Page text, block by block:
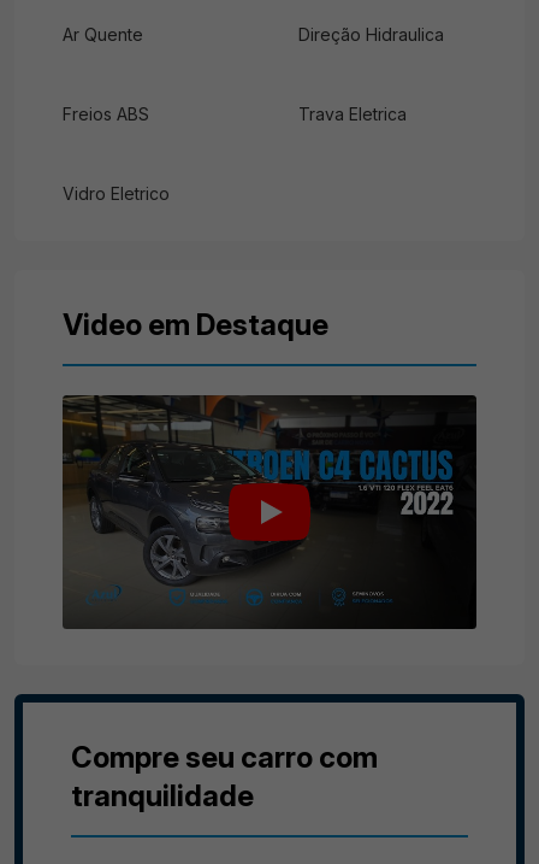
Ar Quente Direção Hidraulica
Freios ABS Trava Eletrica
Vidro Eletrico
Video em Destaque
Compre seu carro com
tranquilidade